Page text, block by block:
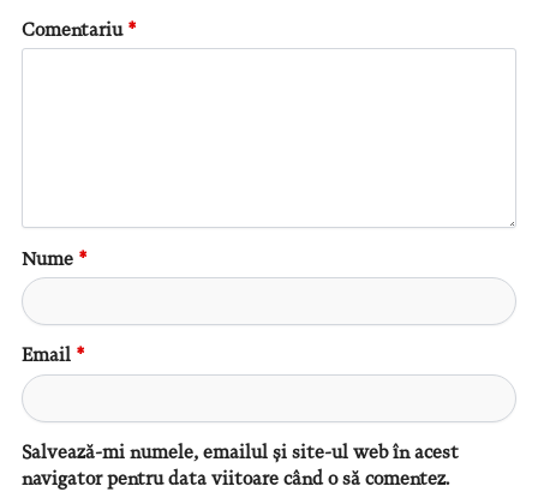
Comentariu *
Nume *
Email *
Salvează-mi numele, emailul și site-ul web în acest
navigator pentru data viitoare când o să comentez.